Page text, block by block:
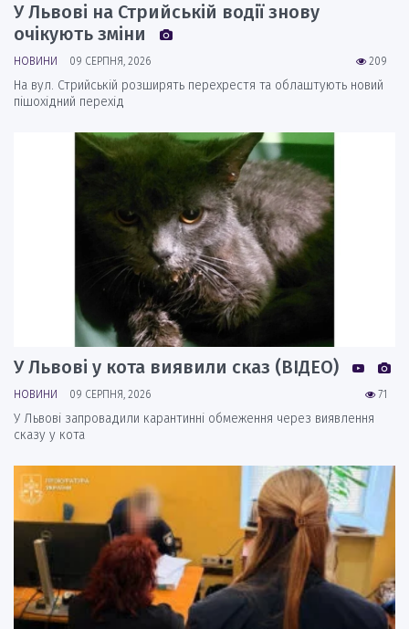
У Львові на Стрийській водії знову
очікують зміни
209
НОВИНИ 09 СЕРПНЯ, 2026
На вул. Стрийській розширять перехрестя та облаштують новий
пішохідний перехід
У Львові у кота виявили сказ (ВІДЕО)
71
НОВИНИ 09 СЕРПНЯ, 2026
У Львові запровадили карантинні обмеження через виявлення
сказу у кота